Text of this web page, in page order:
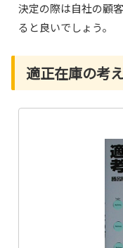
決定の際は自社の顧
ると良いでしょう。
適正在庫の考